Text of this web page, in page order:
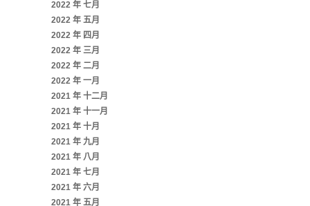
2022 年 七月
2022 年 五月
2022 年 四月
2022 年 三月
2022 年 二月
2022 年 一月
2021 年 十二月
2021 年 十一月
2021 年 十月
2021 年 九月
2021 年 八月
2021 年 七月
2021 年 六月
2021 年 五月